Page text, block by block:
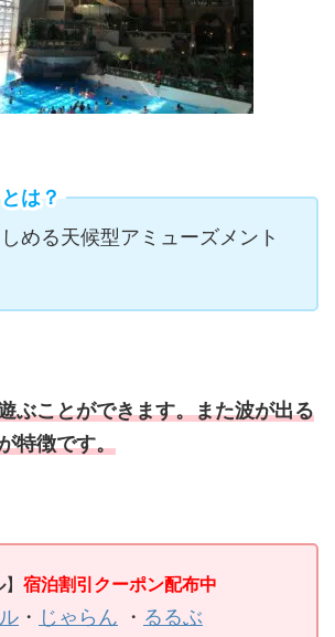
は？
める天候型アミューズメント
ぶことができます。また波が出る
特徴です。
】 宿泊割引クーポン配布中
・ じゃらん ・ るるぶ